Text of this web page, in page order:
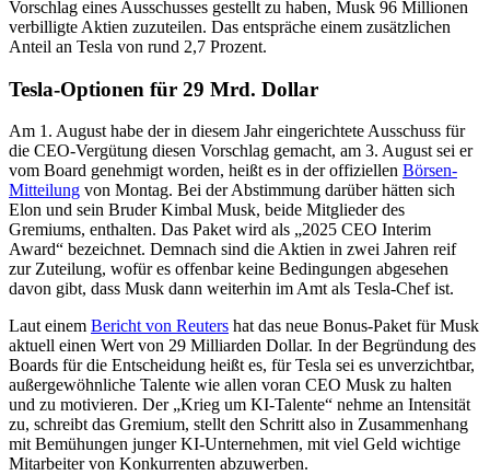
Vorschlag eines Ausschusses gestellt zu haben, Musk 96 Millionen
verbilligte Aktien zuzuteilen. Das entspräche einem zusätzlichen
Anteil an Tesla von rund 2,7 Prozent.
Tesla-Optionen für 29 Mrd. Dollar
Am 1. August habe der in diesem Jahr eingerichtete Ausschuss für
die CEO-Vergütung diesen Vorschlag gemacht, am 3. August sei er
vom Board genehmigt worden, heißt es in der offiziellen Börsen-
Mitteilung von Montag. Bei der Abstimmung darüber hätten sich
Elon und sein Bruder Kimbal Musk, beide Mitglieder des
Gremiums, enthalten. Das Paket wird als „2025 CEO Interim
Award“ bezeichnet. Demnach sind die Aktien in zwei Jahren reif
zur Zuteilung, wofür es offenbar keine Bedingungen abgesehen
davon gibt, dass Musk dann weiterhin im Amt als Tesla-Chef ist.
Laut einem Bericht von Reuters hat das neue Bonus-Paket für Musk
aktuell einen Wert von 29 Milliarden Dollar. In der Begründung des
Boards für die Entscheidung heißt es, für Tesla sei es unverzichtbar,
außergewöhnliche Talente wie allen voran CEO Musk zu halten
und zu motivieren. Der „Krieg um KI-Talente“ nehme an Intensität
zu, schreibt das Gremium, stellt den Schritt also in Zusammenhang
mit Bemühungen junger KI-Unternehmen, mit viel Geld wichtige
Mitarbeiter von Konkurrenten abzuwerben.